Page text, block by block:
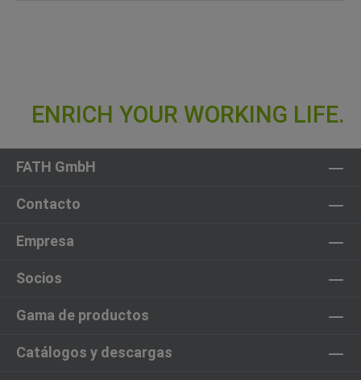
FATH GmbH
Contacto
Empresa
Socios
Gama de productos
Catálogos y descargas